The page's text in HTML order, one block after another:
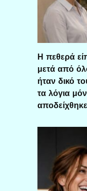
Η πεθερά
μετά από
ήταν δικό
τα λόγια